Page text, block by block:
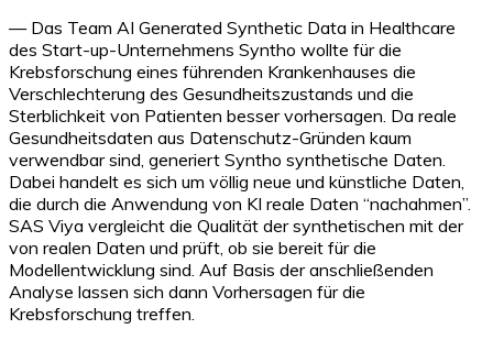
— Das Team AI Generated Synthetic Data in Healthcare
des Start-up-Unternehmens Syntho wollte für die
Krebsforschung eines führenden Krankenhauses die
Verschlechterung des Gesundheitszustands und die
Sterblichkeit von Patienten besser vorhersagen. Da reale
Gesundheitsdaten aus Datenschutz-Gründen kaum
verwendbar sind, generiert Syntho synthetische Daten.
Dabei handelt es sich um völlig neue und künstliche Daten,
die durch die Anwendung von KI reale Daten “nachahmen”.
SAS Viya vergleicht die Qualität der synthetischen mit der
von realen Daten und prüft, ob sie bereit für die
Modellentwicklung sind. Auf Basis der anschließenden
Analyse lassen sich dann Vorhersagen für die
Krebsforschung treffen.